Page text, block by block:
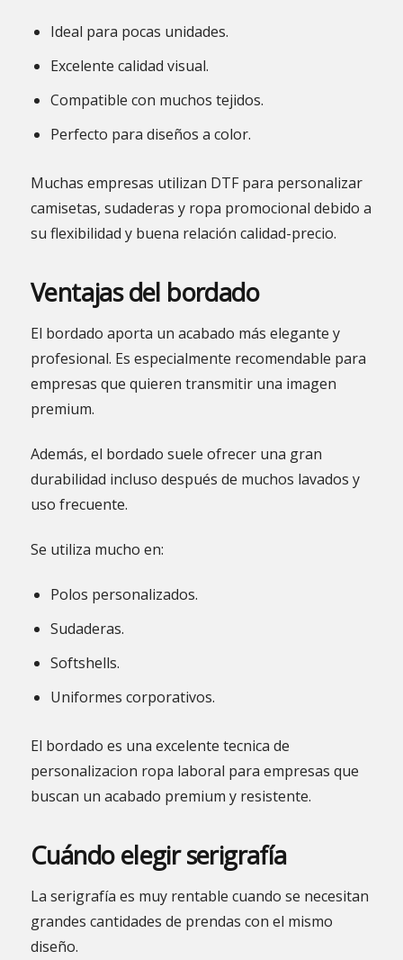
Ideal para pocas unidades.
Excelente calidad visual.
Compatible con muchos tejidos.
Perfecto para diseños a color.
Muchas empresas utilizan DTF para personalizar
camisetas, sudaderas y ropa promocional debido a
su flexibilidad y buena relación calidad-precio.
Ventajas del bordado
El bordado aporta un acabado más elegante y
profesional. Es especialmente recomendable para
empresas que quieren transmitir una imagen
premium.
Además, el bordado suele ofrecer una gran
durabilidad incluso después de muchos lavados y
uso frecuente.
Se utiliza mucho en:
Polos personalizados.
Sudaderas.
Softshells.
Uniformes corporativos.
El bordado es una excelente tecnica de
personalizacion ropa laboral para empresas que
buscan un acabado premium y resistente.
Cuándo elegir serigrafía
La serigrafía es muy rentable cuando se necesitan
grandes cantidades de prendas con el mismo
diseño.